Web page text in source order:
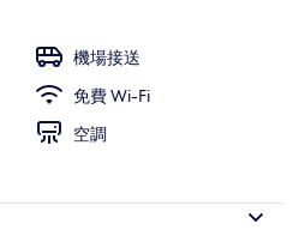
機場接送
免費 Wi-Fi
空調